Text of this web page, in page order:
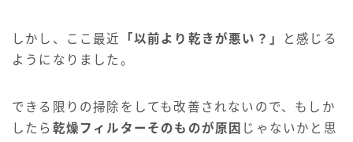
しかし、ここ最近 「以前より乾きが悪い？」
と感じる
ようになりました。
できる限りの掃除をしても改善されないので、もしか
したら 乾燥フィルターそのものが原因 じゃないかと思